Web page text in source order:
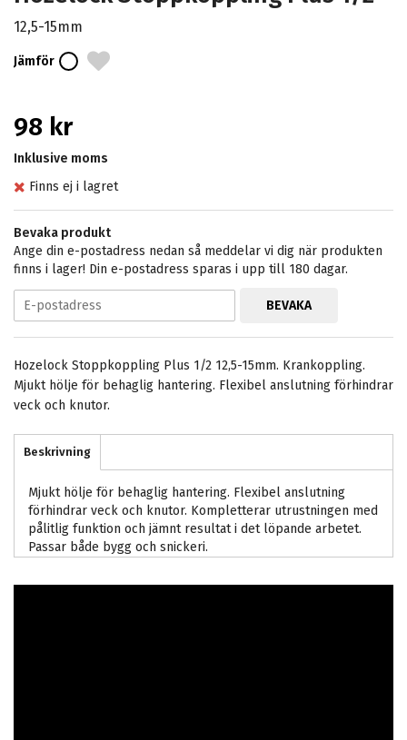
12,5-15mm
Jämför
98 kr
Inklusive moms
Finns ej i lagret
Bevaka produkt
Ange din e-postadress nedan så meddelar vi dig när produkten
finns i lager! Din e-postadress sparas i upp till 180 dagar.
BEVAKA
Hozelock Stoppkoppling Plus 1/2 12,5-15mm. Krankoppling.
Mjukt hölje för behaglig hantering. Flexibel anslutning förhindrar
veck och knutor.
Beskrivning
Mjukt hölje för behaglig hantering. Flexibel anslutning
förhindrar veck och knutor. Kompletterar utrustningen med
pålitlig funktion och jämnt resultat i det löpande arbetet.
Passar både bygg och snickeri.